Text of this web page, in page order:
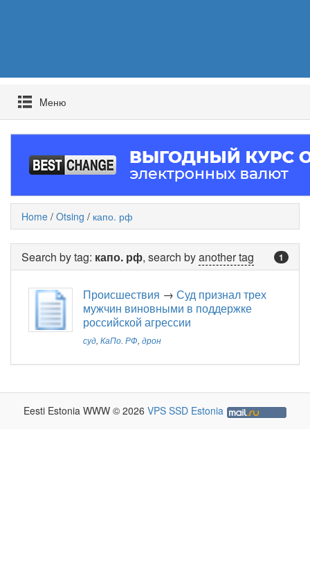
Mеню
Home / Otsing / капо. рф
1
Search by tag: капо. рф, search byanother tag
Происшествия → Суд признал трех
мужчин виновными в поддержке
российской агрессии
суд, КаПо. РФ, дрон
Eesti Estonia WWW © 2026 VPS SSD Estonia